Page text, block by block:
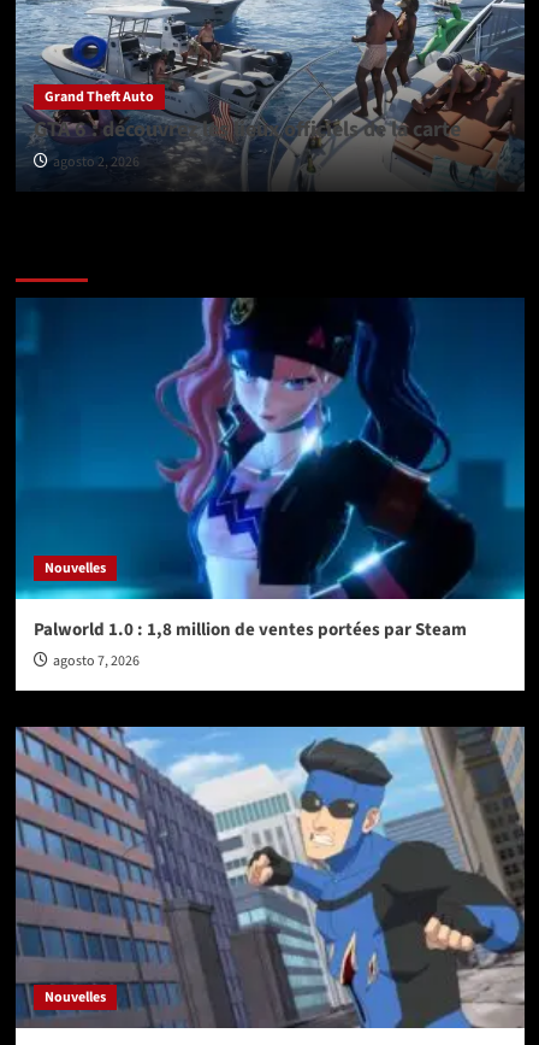
Grand Theft Auto
GTA 6 : découvrez les lieux officiels de la carte
agosto 2, 2026
Nouvelles
Palworld 1.0 : 1,8 million de ventes portées par Steam
agosto 7, 2026
Nouvelles